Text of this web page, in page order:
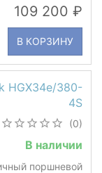
109 200
В КОРЗИНУ
HGX34e/380-
4S
(0)
В наличии
поршневой